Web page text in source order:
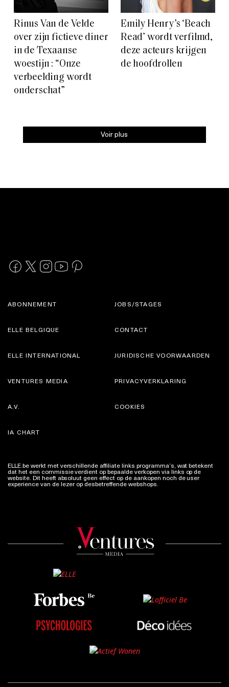
Rinus Van de Velde
over zijn fictieve diner
in de Texaanse
woestijn : “Onze
verbeelding wordt
onderschat”
Emily Henry’s ‘Beach
Read’ wordt verfilmd,
deze acteurs krijgen
de hoofdrollen
Voir plus
ABONNEMENT
ELLE BELGIQUE
JOBS/STAGES
CONTACT
ELLE INTERNATIONAL
VENTURES MEDIA
JURIDISCHE VOORWAARDEN
PRIVACYVERKLARING
A.V.
IA CHART
COOKIES
ELLE.be werkt met verschillende affiliate links programma’s, wat betekent
dat het een commissie verdient op bepaalde verkopen via links op de
website. Dit heeft absoluut geen effect op de aankopen noch de user
experience van de lezer op desbetreffende webshops.